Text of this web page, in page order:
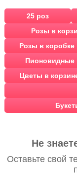
25 роз
Розы в
Розы в коробке
Пионовидные
Цветы в
Не
Оставьте свой